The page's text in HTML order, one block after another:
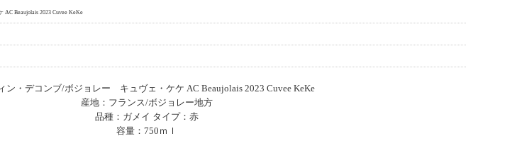
Beaujolais 2023 Cuvee KeKe
ン・デコンブ/ボジョレー キュヴェ・ケケ AC Beaujolais 2023 Cuvee KeKe
産地：フランス/ボジョレー地方
品種：ガメイ タイプ：赤
容量：750ｍｌ